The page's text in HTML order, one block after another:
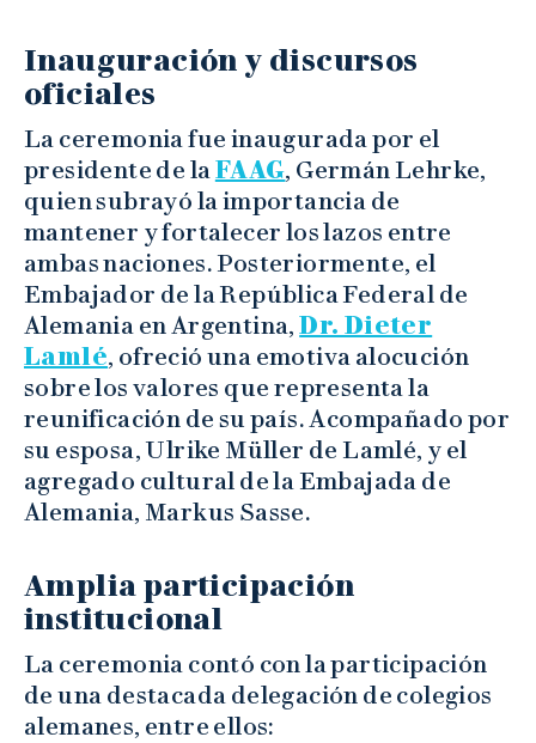
Inauguración y discursos
oficiales
La ceremonia fue inaugurada por el
presidente de laFAAG, Germán Lehrke,
quien subrayó la importancia de
mantener y fortalecer los lazos entre
ambas naciones. Posteriormente, el
Embajador de la República Federal de
Alemania en Argentina,Dr. Dieter
Lamlé, ofreció una emotiva alocución
sobre los valores que representa la
reunificación de su país. Acompañado por
su esposa, Ulrike Müller de Lamlé, y el
agregado cultural de la Embajada de
Alemania, Markus Sasse.
Amplia participación
institucional
La ceremonia contó con la participación
de una destacada delegación de colegios
alemanes, entre ellos: